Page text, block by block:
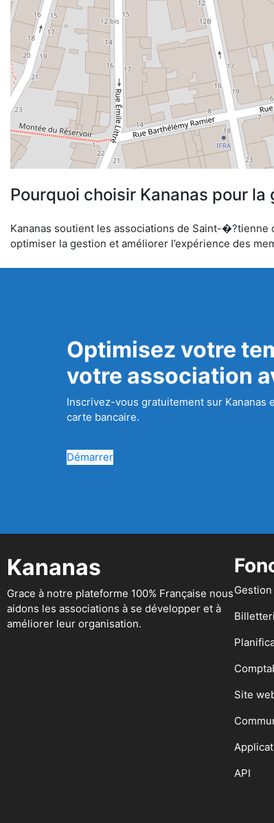
Pourquoi choisir Kananas pour
Kananas soutient les associations de Saint-
optimiser la gestion et améliorer l’expérience des
Optimisez votre
votre association
Inscrivez-vous gratuitement sur Kananas
carte bancaire.
Démarrer
Kananas
Grace à notre plateforme 100% Française nous
aidons les associations à se développer et à
améliorer leur organisation.
Site
API